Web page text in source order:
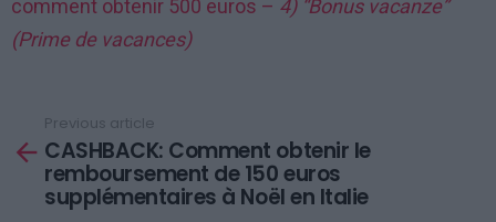
comment obtenir 500 euros – 4) “Bonus vacanze”
(Prime de vacances)
more
Previous article
CASHBACK: Comment obtenir le
remboursement de 150 euros
supplémentaires à Noël en Italie